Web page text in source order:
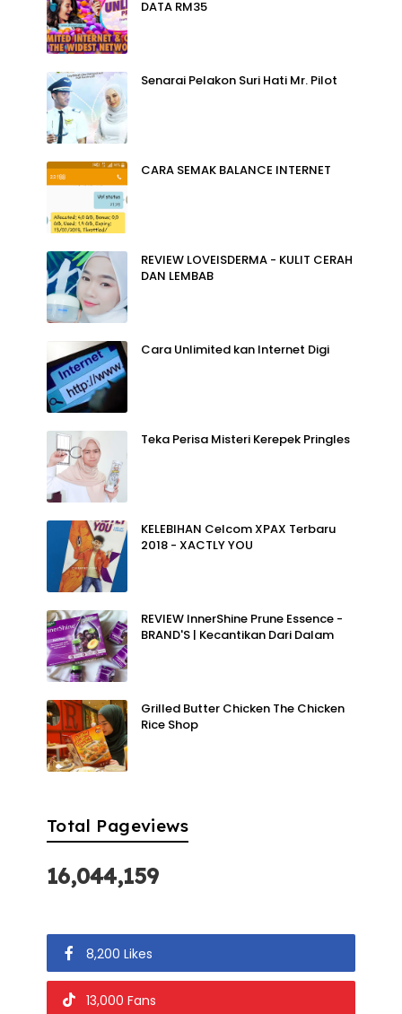
DATA RM35
Senarai Pelakon Suri Hati Mr. Pilot
CARA SEMAK BALANCE INTERNET
REVIEW LOVEISDERMA - KULIT CERAH
DAN LEMBAB
Cara Unlimited kan Internet Digi
Teka Perisa Misteri Kerepek Pringles
KELEBIHAN Celcom XPAX Terbaru
2018 - XACTLY YOU
REVIEW InnerShine Prune Essence -
BRAND'S | Kecantikan Dari Dalam
Grilled Butter Chicken The Chicken
Rice Shop
Total Pageviews
16,044,159
8,200 Likes
13,000 Fans